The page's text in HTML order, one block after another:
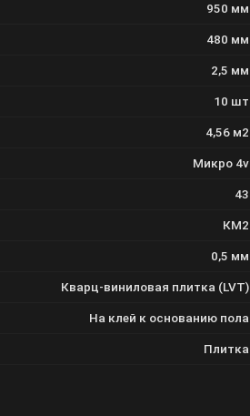
950 мм
480 мм
2,5 мм
10 шт
4,56 м2
Микро 4v
43
КМ2
0,5 мм
Кварц-виниловая плитка (LVT)
На клей к основанию пола
Плитка